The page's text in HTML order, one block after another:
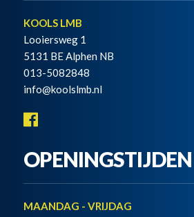
KOOLS LMB
Looiersweg 1
5131 BE Alphen NB
013-5082848
info@koolslmb.nl
OPENINGSTIJDEN
MAANDAG - VRIJDAG